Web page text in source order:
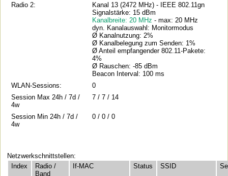
Radio 2:
Kanal 13 (2472 MHz) - IEEE 802.11gn
Signalstärke: 15 dBm
Kanalbreite: 20 MHz- max: 20 MHz
dyn. Kanalauswahl: Monitormodus
Ø Kanalnutzung: 2%
Ø Kanalbelegung zum Senden: 1%
Ø Anteil empfangender 802.11-Pakete:
4%
Ø Rauschen: -85 dBm
Beacon Interval: 100 ms
WLAN-Sessions:
0
Session Max 24h / 7d /
4w
7 / 7 / 14
Session Min 24h / 7d /
4w
0 / 0 / 0
Netzwerkschnittstellen:
Index
Radio /
Band
If-MAC Status SSID